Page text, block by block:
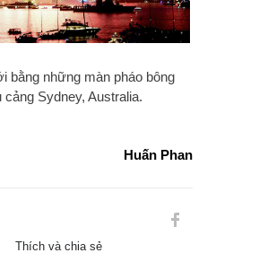
bằng những màn pháo bông
Sydney, Australia.
Huấn Phan
Thích và chia sẻ